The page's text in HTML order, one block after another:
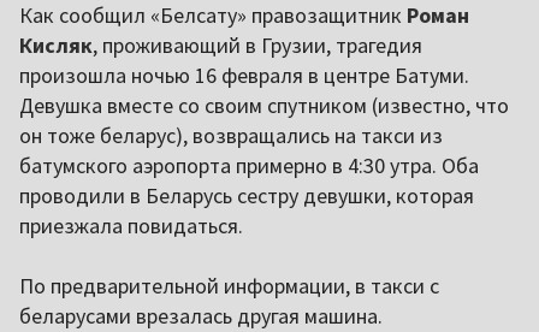
Как сообщил «Белсату» правозащитник Роман
Кисляк, проживающий в Грузии, трагедия
произошла ночью 16 февраля в центре Батуми.
Девушка вместе со своим спутником (известно, что
он тоже беларус), возвращались на такси из
батумского аэропорта примерно в 4:30 утра. Оба
проводили в Беларусь сестру девушки, которая
приезжала повидаться.
По предварительной информации, в такси с
беларусами врезалась другая машина.